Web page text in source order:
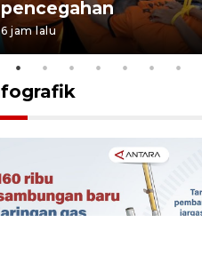
pencegahan
6 jam lalu